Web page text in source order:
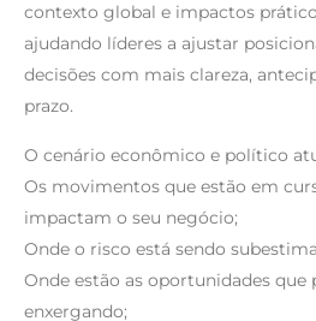
contexto global e impactos
ajudando líderes a ajustar
decisões com mais clareza,
prazo.
O cenário econômico e político
Os movimentos que estão em
impactam o seu negócio;
Onde o risco está sendo
Onde estão as oportunidades que
enxergando;